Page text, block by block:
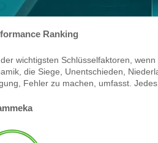
Ranking
wichtigsten Schlüsselfaktoren,
die Siege, Unentschieden,
Fehler zu machen, umfasst.